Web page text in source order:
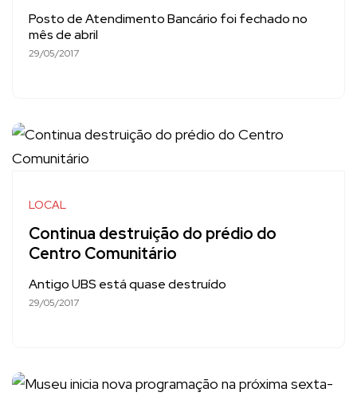
Posto de Atendimento Bancário foi fechado no
mês de abril
29/05/2017
LOCAL
Continua destruição do prédio do
Centro Comunitário
Antigo UBS está quase destruído
29/05/2017